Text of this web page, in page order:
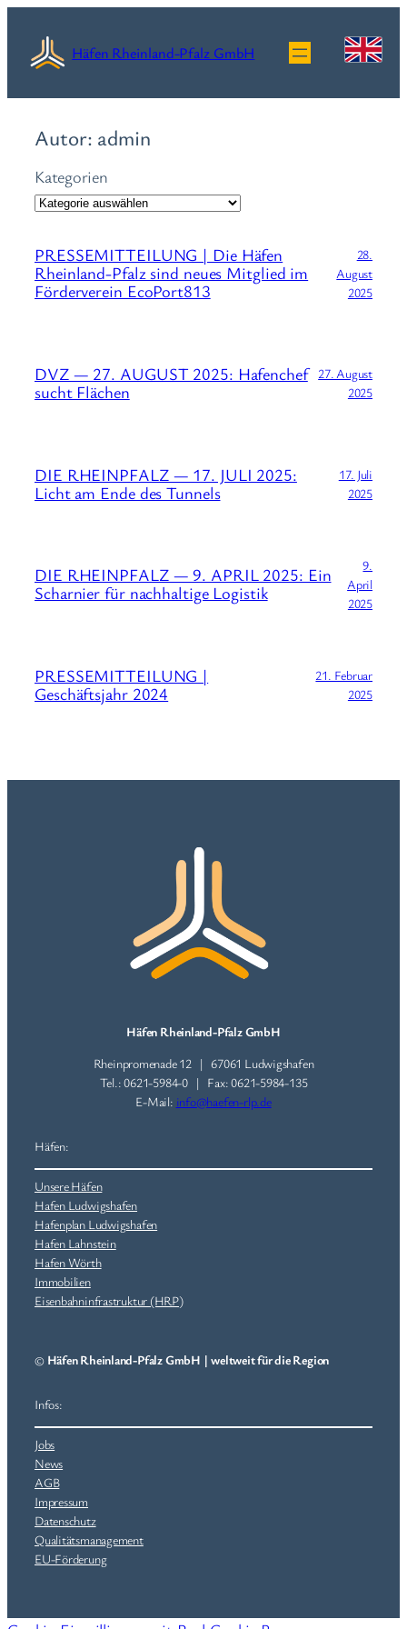
Inhalt
springen
Häfen Rheinland-Pfalz GmbH
Autor: admin
Kategorien
PRESSEMITTEILUNG | Die Häfen
Rheinland-Pfalz sind neues Mitglied im
Förderverein EcoPort813
28.
August
2025
DVZ — 27. AUGUST 2025: Hafenchef
sucht Flächen
27. August
2025
DIE RHEINPFALZ — 17. JULI 2025:
Licht am Ende des Tunnels
17. Juli
2025
DIE RHEINPFALZ — 9. APRIL 2025: Ein
Scharnier für nachhaltige Logistik
9.
April
2025
PRESSEMITTEILUNG |
Geschäftsjahr 2024
21. Februar
2025
Häfen Rheinland-Pfalz GmbH
Rheinpromenade 12 | 67061 Ludwigshafen
Tel.: 0621-5984-0 | Fax: 0621-5984-135
E-Mail: info@haefen-rlp.de
Häfen:
Unsere Häfen
Hafen Ludwigshafen
Hafenplan Ludwigshafen
Hafen Lahnstein
Hafen Wörth
Immobilien
Eisenbahninfrastruktur (HRP)
© Häfen Rheinland-Pfalz GmbH |weltweit für die Region
Infos:
Jobs
News
AGB
Impressum
Datenschutz
Qualitätsmanagement
EU-Förderung